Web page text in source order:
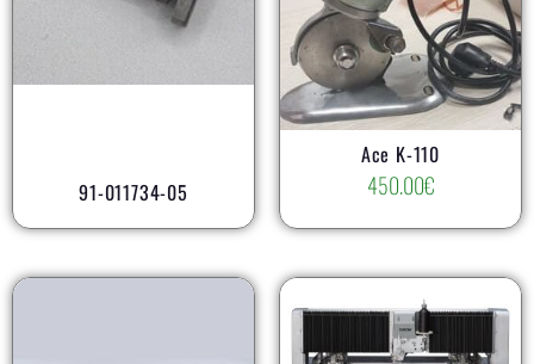
91-011734-05
Ace K-110
450.00€